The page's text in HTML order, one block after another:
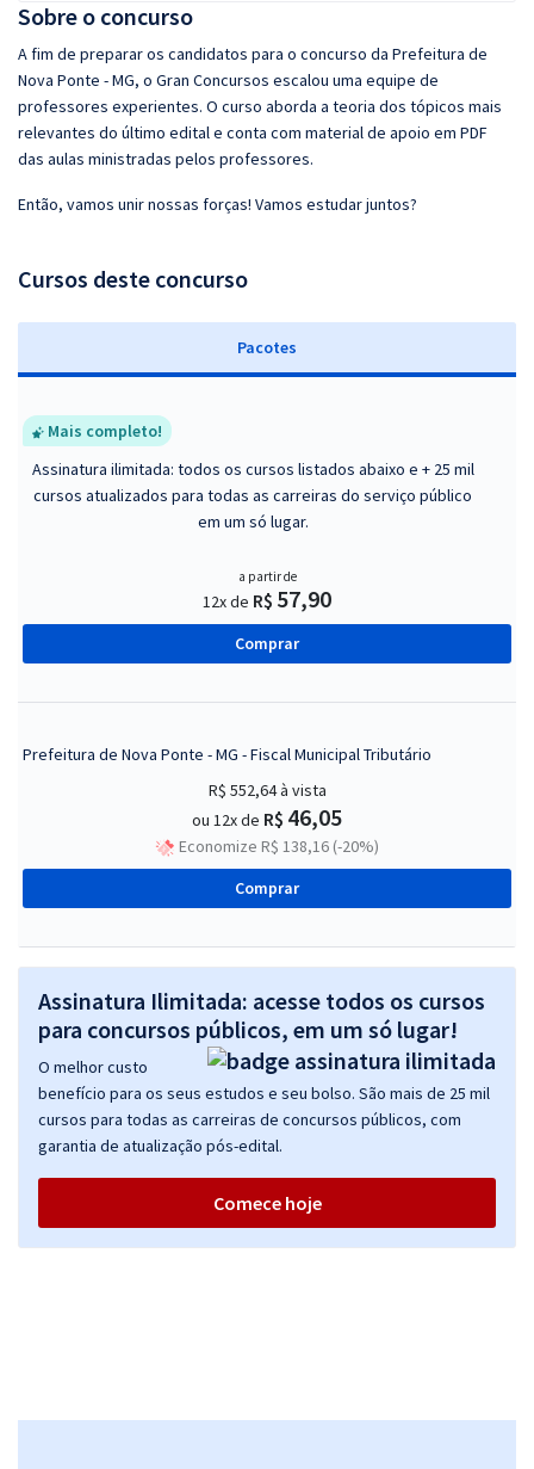
Sobre o concurso
A fim de preparar os candidatos para o concurso da Prefeitura de
Nova Ponte - MG, o Gran Concursos escalou uma equipe de
professores experientes. O curso aborda a teoria dos tópicos mais
relevantes do último edital e conta com material de apoio em PDF
das aulas ministradas pelos professores.
Então, vamos unir nossas forças! Vamos estudar juntos?
Cursos deste concurso
Pacotes
Mais completo!
Assinatura ilimitada: todos os cursos listados abaixo e + 25 mil
cursos atualizados para todas as carreiras do serviço público
em um só lugar.
a partir de
12x de R$ 57,90
Comprar
Prefeitura de Nova Ponte - MG - Fiscal Municipal Tributário
R$ 552,64à vista
ou 12x de R$ 46,05
Economize R$ 138,16 (-20%)
Comprar
Assinatura Ilimitada: acesse todos os cursos
para concursos públicos, em um só lugar!
O melhor custo
benefício para os seus estudos e seu bolso. São mais de 25 mil
cursos para todas as carreiras de concursos públicos, com
garantia de atualização pós-edital.
Comece hoje